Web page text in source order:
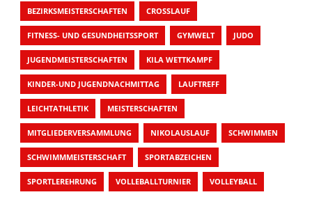
BEZIRKSMEISTERSCHAFTEN CROSSLAUF
FITNESS- UND GESUNDHEITSSPORT GYMWELT JUDO
JUGENDMEISTERSCHAFTEN KILA WETTKAMPF
KINDER-UND JUGENDNACHMITTAG LAUFTREFF
LEICHTATHLETIK MEISTERSCHAFTEN
MITGLIEDERVERSAMMLUNG NIKOLAUSLAUF SCHWIMMEN
SCHWIMMMEISTERSCHAFT SPORTABZEICHEN
SPORTLEREHRUNG VOLLEBALLTURNIER VOLLEYBALL